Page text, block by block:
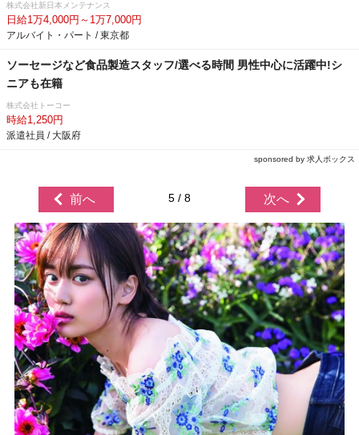
株式会社新日本メンテナンス
日給1万4,000円～1万7,000円
アルバイト・パート / 東京都
ソーセージなど食品製造スタッフ/選べる時間 男性中心に活躍中!シ
ニアも在籍
株式会社トーコー
時給1,250円
派遣社員 / 大阪府
sponsored by 求人ボックス
前へ 5 / 8 次へ